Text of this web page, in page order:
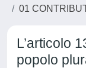
01
L’articolo
popolo